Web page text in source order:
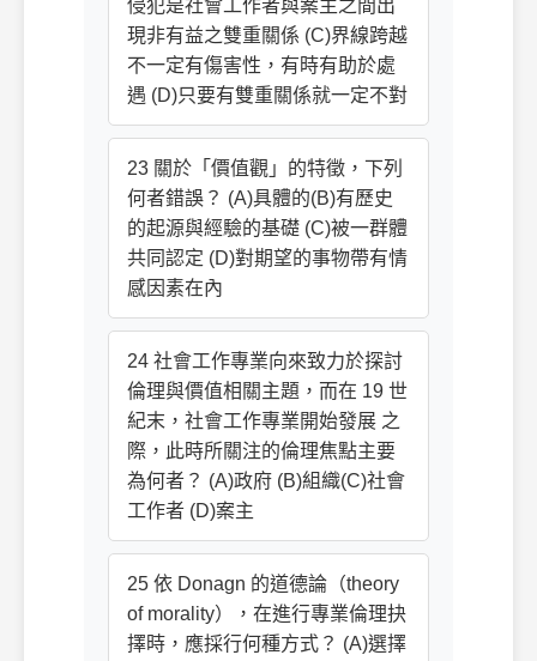
侵犯是社會工作者與案主之間出
現非有益之雙重關係 (C)界線跨越
不一定有傷害性，有時有助於處
遇 (D)只要有雙重關係就一定不對
23 關於「價值觀」的特徵，下列
何者錯誤？ (A)具體的(B)有歷史
的起源與經驗的基礎 (C)被一群體
共同認定 (D)對期望的事物帶有情
感因素在內
24 社會工作專業向來致力於探討
倫理與價值相關主題，而在 19 世
紀末，社會工作專業開始發展 之
際，此時所關注的倫理焦點主要
為何者？ (A)政府 (B)組織(C)社會
工作者 (D)案主
25 依 Donagn 的道德論（theory
of morality），在進行專業倫理抉
擇時，應採行何種方式？ (A)選擇